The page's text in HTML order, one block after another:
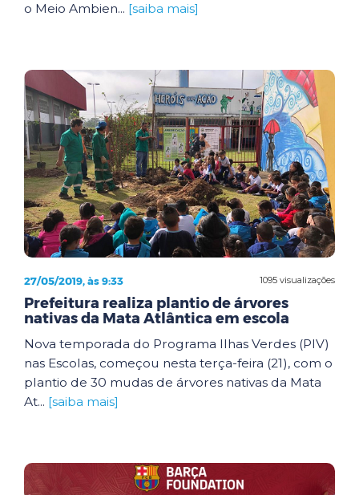
o Meio Ambien... [saiba mais]
1095 visualizações
27/05/2019, às 9:33
Prefeitura realiza plantio de árvores
nativas da Mata Atlântica em escola
Nova temporada do Programa Ilhas Verdes (PIV)
nas Escolas, começou nesta terça-feira (21), com o
plantio de 30 mudas de árvores nativas da Mata
At... [saiba mais]